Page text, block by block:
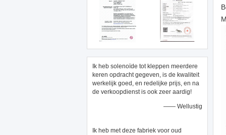
Ik heb solenoïde tot kleppen meerdere
keren opdracht gegeven, is de kwaliteit
werkelijk goed, en redelijke prijs, en na
de verkoopdienst is ook zeer aardig!
—— Wellustig
Ik heb met deze fabriek voor oud